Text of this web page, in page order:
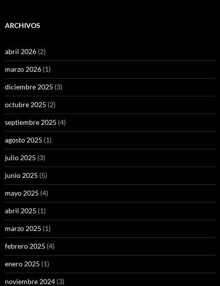
ARCHIVOS
abril 2026 (2)
marzo 2026 (1)
diciembre 2025 (3)
octubre 2025 (2)
septiembre 2025 (4)
agosto 2025 (1)
julio 2025 (3)
junio 2025 (5)
mayo 2025 (4)
abril 2025 (1)
marzo 2025 (1)
febrero 2025 (4)
enero 2025 (1)
noviembre 2024 (3)